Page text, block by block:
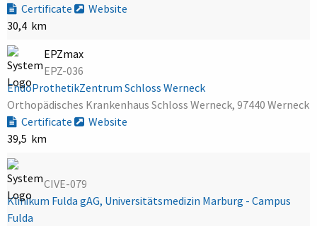
Certificate
Website
30,4 km
EPZmax
EPZ-036
EndoProthetikZentrum Schloss Werneck
Orthopädisches Krankenhaus Schloss Werneck, 97440 Werneck
Certificate
Website
39,5 km
CIVE-079
Klinikum Fulda gAG, Universitätsmedizin Marburg - Campus
Fulda